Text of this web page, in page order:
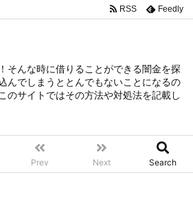
そんな時に借りることができる闇金を探
んでしまうととんでもないことになるの
のサイトではその方法や対処法を記載し
Prev Next Search
RSS Feedly